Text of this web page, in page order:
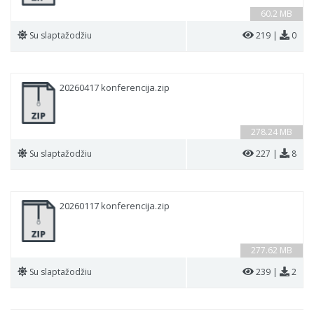
60.2 MB
Su slaptažodžiu 219 | 0
278.24 MB
20260417 konferencija.zip
Su slaptažodžiu 227 | 8
277.62 MB
20260117 konferencija.zip
Su slaptažodžiu 239 | 2